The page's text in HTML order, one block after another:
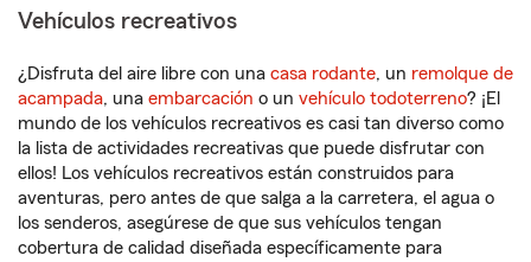
Vehículos recreativos
¿Disfruta del aire libre con una casa rodante, un remolque de
acampada, una embarcación o un vehículo todoterreno? ¡El
mundo de los vehículos recreativos es casi tan diverso como
la lista de actividades recreativas que puede disfrutar con
ellos! Los vehículos recreativos están construidos para
aventuras, pero antes de que salga a la carretera, el agua o
los senderos, asegúrese de que sus vehículos tengan
cobertura de calidad diseñada específicamente para